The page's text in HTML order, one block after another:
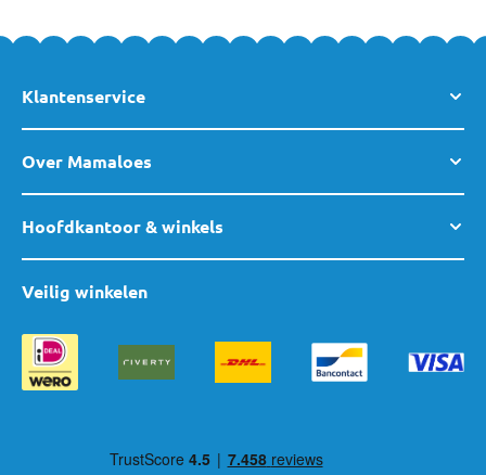
Klantenservice
Over Mamaloes
Hoofdkantoor & winkels
Veilig winkelen